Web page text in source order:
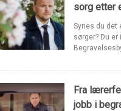
sorg etter
Synes du det
sørger? Du
Fra
jobb i